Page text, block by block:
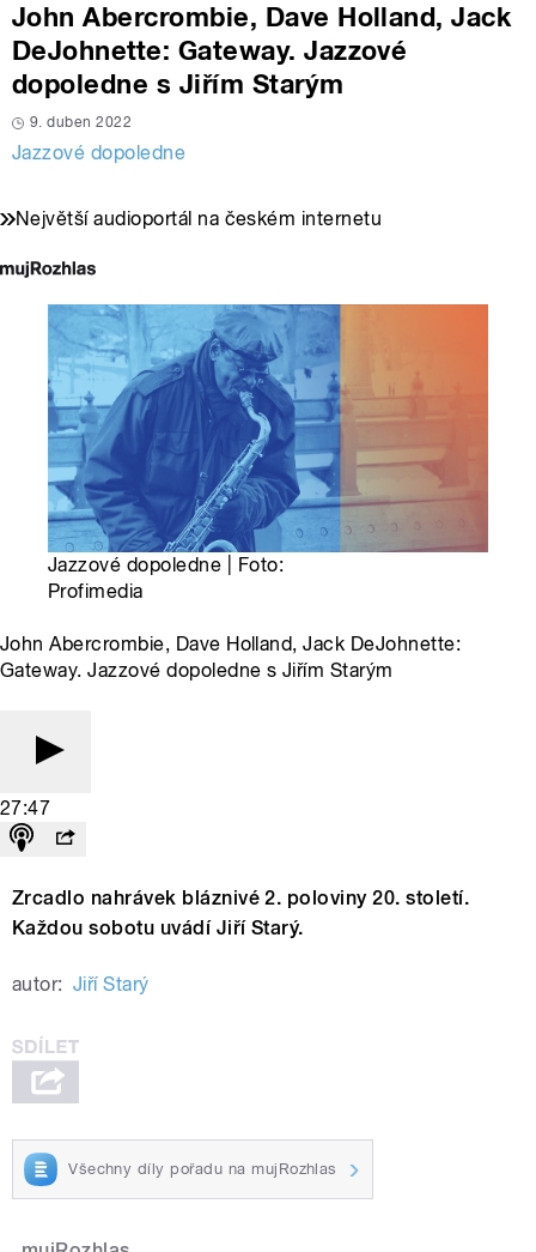
John Abercrombie, Dave Holland, Jack
DeJohnette: Gateway. Jazzové
dopoledne s Jiřím Starým
9. duben 2022
Jazzové dopoledne
Největší audioportál na českém internetu
Jazzové dopoledne | Foto:
Profimedia
John Abercrombie, Dave Holland, Jack DeJohnette:
Gateway. Jazzové dopoledne s Jiřím Starým
27:47
Zrcadlo nahrávek bláznivé 2. poloviny 20. století.
Každou sobotu uvádí Jiří Starý.
autor: Jiří Starý
Všechny díly pořadu na mujRozhlas